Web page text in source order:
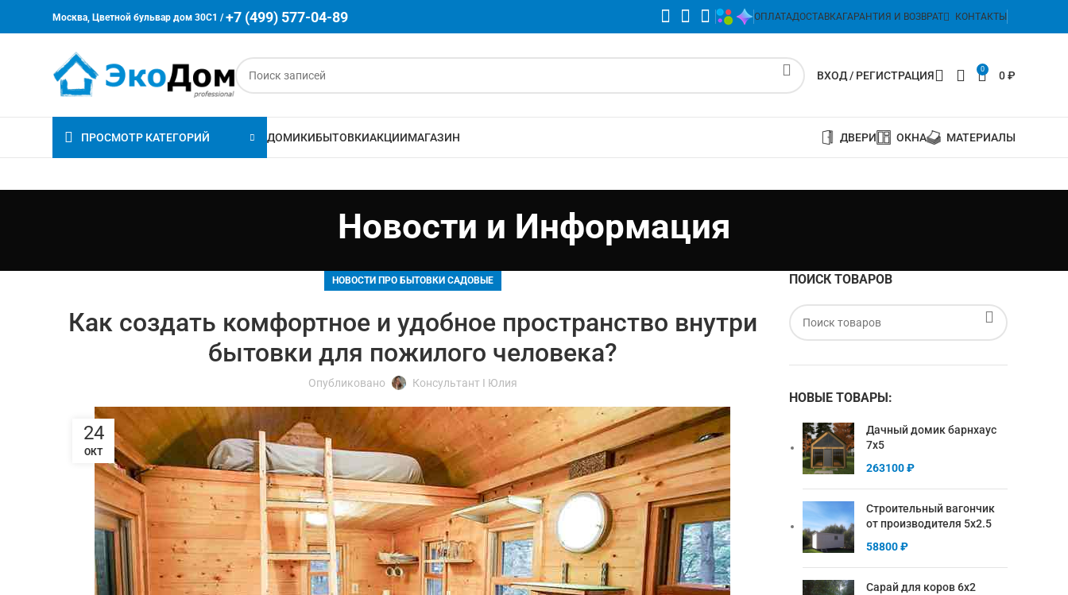
Москва, Цветной бульвар дом 30C1 / +7 (499) 577-04-89 ОПЛАТАДОСТАВКАГАРАНТИЯ И ВОЗВРАТ КОНТАКТЫ
ВХОД / РЕГИСТРАЦИЯ 0 0₽
ПРОСМОТР КАТЕГОРИЙ ДОМИКИБЫТОВКИАКЦИИМАГАЗИН ДВЕРИ ОКНА МАТЕРИАЛЫ
Новости и Информация
НОВОСТИ ПРО БЫТОВКИ САДОВЫЕ
Как создать комфортное и удобное пространство внутри
бытовки для пожилого человека?
Опубликовано Консультант I Юлия
24
ОКТ
ПОИСК ТОВАРОВ
НОВЫЕ ТОВАРЫ:
Дачный домик барнхаус
7х5
263100₽
Строительный вагончик
от производителя 5х2.5
58800₽
Сарай для коров 6х2